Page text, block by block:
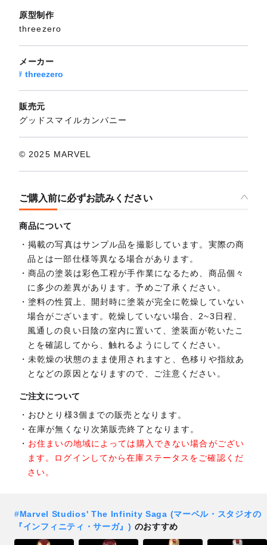
原型制作
threezero
メーカー
threezero
販売元
グッドスマイルカンパニー
© 2025 MARVEL
ご購入前に必ずお読みください
商品について
掲載の写真はサンプル品を撮影しています。実際の商
品とは一部仕様等異なる場合があります。
商品の塗装は彩色工程が手作業になるため、商品個々
に多少の差異があります。予めご了承ください。
塗料の性質上、開封時に塗装が完全に乾燥していない
場合がございます。乾燥していない場合、2~3日程、
風通しの良い日陰の室内に置いて、塗装面が乾いたこ
とを確認してから、触れるようにしてください。
未乾燥の状態のまま使用されますと、色移りや指紋あ
となどの原因となりますので、ご注意ください。
ご注文について
おひとり様3個までの販売となります。
在庫が無くなり次第販売終了となります。
お住まいの地域によっては購入できない場合がござい
ます。ログインしてから在庫ステータスをご確認くだ
さい。
#Marvel Studios' The Infinity Saga (マーベル・スタジオの
『インフィニティ・サーガ』) のおすすめ